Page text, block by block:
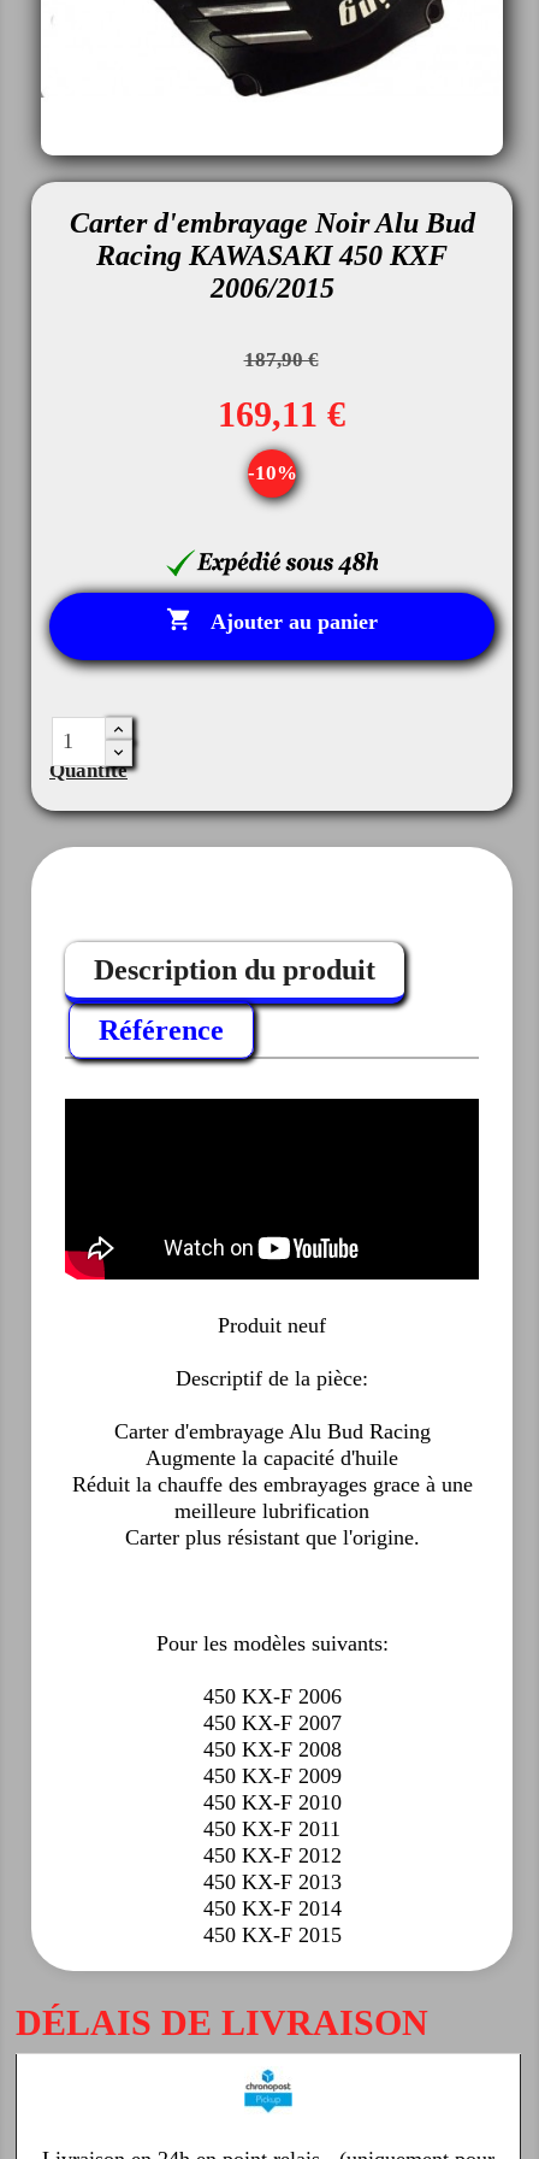
Carter d'embrayage Noir Alu Bud
Racing KAWASAKI 450 KXF
2006/2015
187,90 €
169,11 €
-10%
 Ajouter au panier
Quantité
Description du produit
Référence
Produit neuf
Descriptif de la pièce:
Carter d'embrayage Alu Bud Racing
Augmente la capacité d'huile
Réduit la chauffe des embrayages grace à une
meilleure lubrification
Carter plus résistant que l'origine.
Pour les modèles suivants:
450 KX-F 2006
450 KX-F 2007
450 KX-F 2008
450 KX-F 2009
450 KX-F 2010
450 KX-F 2011
450 KX-F 2012
450 KX-F 2013
450 KX-F 2014
450 KX-F 2015
DÉLAIS DE LIVRAISON